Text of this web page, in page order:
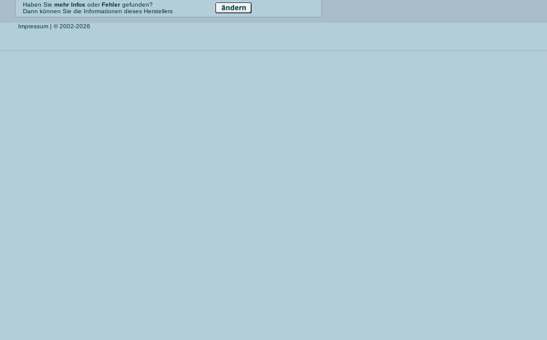
Haben Sie mehr Infos oderFehler gefunden?
Dann können Sie die Informationen dieses Herstellers
Impressum | © 2002-2026